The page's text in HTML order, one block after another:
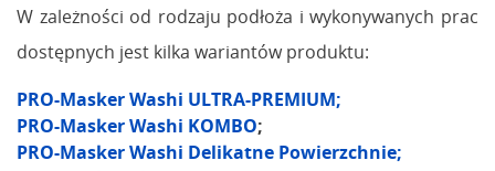
W zależności od rodzaju podłoża i wykonywanych prac
dostępnych jest kilka wariantów produktu:
PRO-Masker Washi ULTRA-PREMIUM;
PRO-Masker Washi KOMBO;
PRO-Masker Washi Delikatne Powierzchnie;